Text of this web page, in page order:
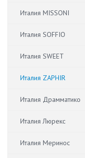
Италия MISSONI
Италия SOFFIO
Италия SWEET
Италия ZAPHIR
Италия Драмматико
Италия Люрекс
Италия Меринос